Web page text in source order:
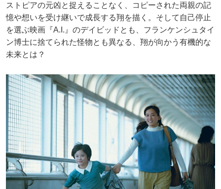
ストピアの元凶と捉えることなく、コピーされた両親の記
憶や想いを受け継いで成長する翔を描く。そして自己停止
を選ぶ映画『A.I.』のデイビッドとも、フランケンシュタイ
ン博士に捨てられた怪物とも異なる、翔が向かう有機的な
未来とは？